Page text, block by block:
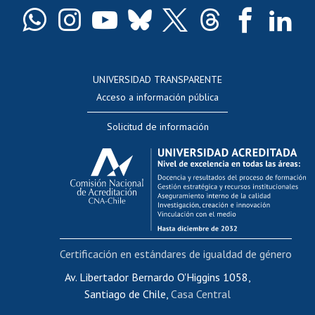
Docentes
Evaluación docente
Calificación académica
Postulación al AUCAI
Funcionarias/os
Cursos internos de capacitación
Bienestar del personal
Portal de movilidad interna
Certificado de renta
Certificado de renta honorarios
UNIVERSIDAD TRANSPARENTE
Acceso a información pública
Solicitud de información
Av. Libertador Bernardo O'Higgins 1058,
Santiago de Chile, Casa Central
Certificación en estándares de igualdad de género